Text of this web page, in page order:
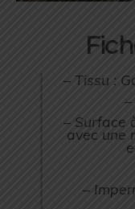
– Tissu :
– Surface
avec une
–